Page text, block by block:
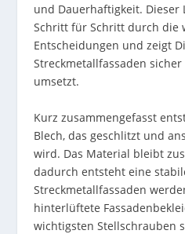
und Dauerhaftigkeit.
Schritt für Schritt durch die
Entscheidungen und zeigt
Streckmetallfassaden
umsetzt.
Kurz zusammengefasst
Blech, das geschlitzt und
wird. Das Material bleibt
dadurch entsteht eine
Streckmetallfassaden
hinterlüftete
wichtigsten Stellschrauben